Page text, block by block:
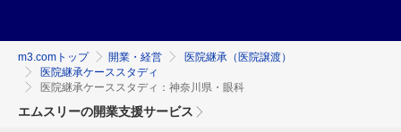
m3.comトップ 開業・経営
医院継承（医院譲渡）
医院継承ケーススタディ
医院継承ケーススタディ：神奈川県・眼科
エムスリーの開業支援サービス